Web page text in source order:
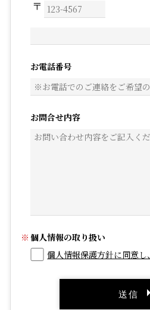
お電話番号
お問合せ内容
個人情報の取り扱い
個人情報保護方針に同意し